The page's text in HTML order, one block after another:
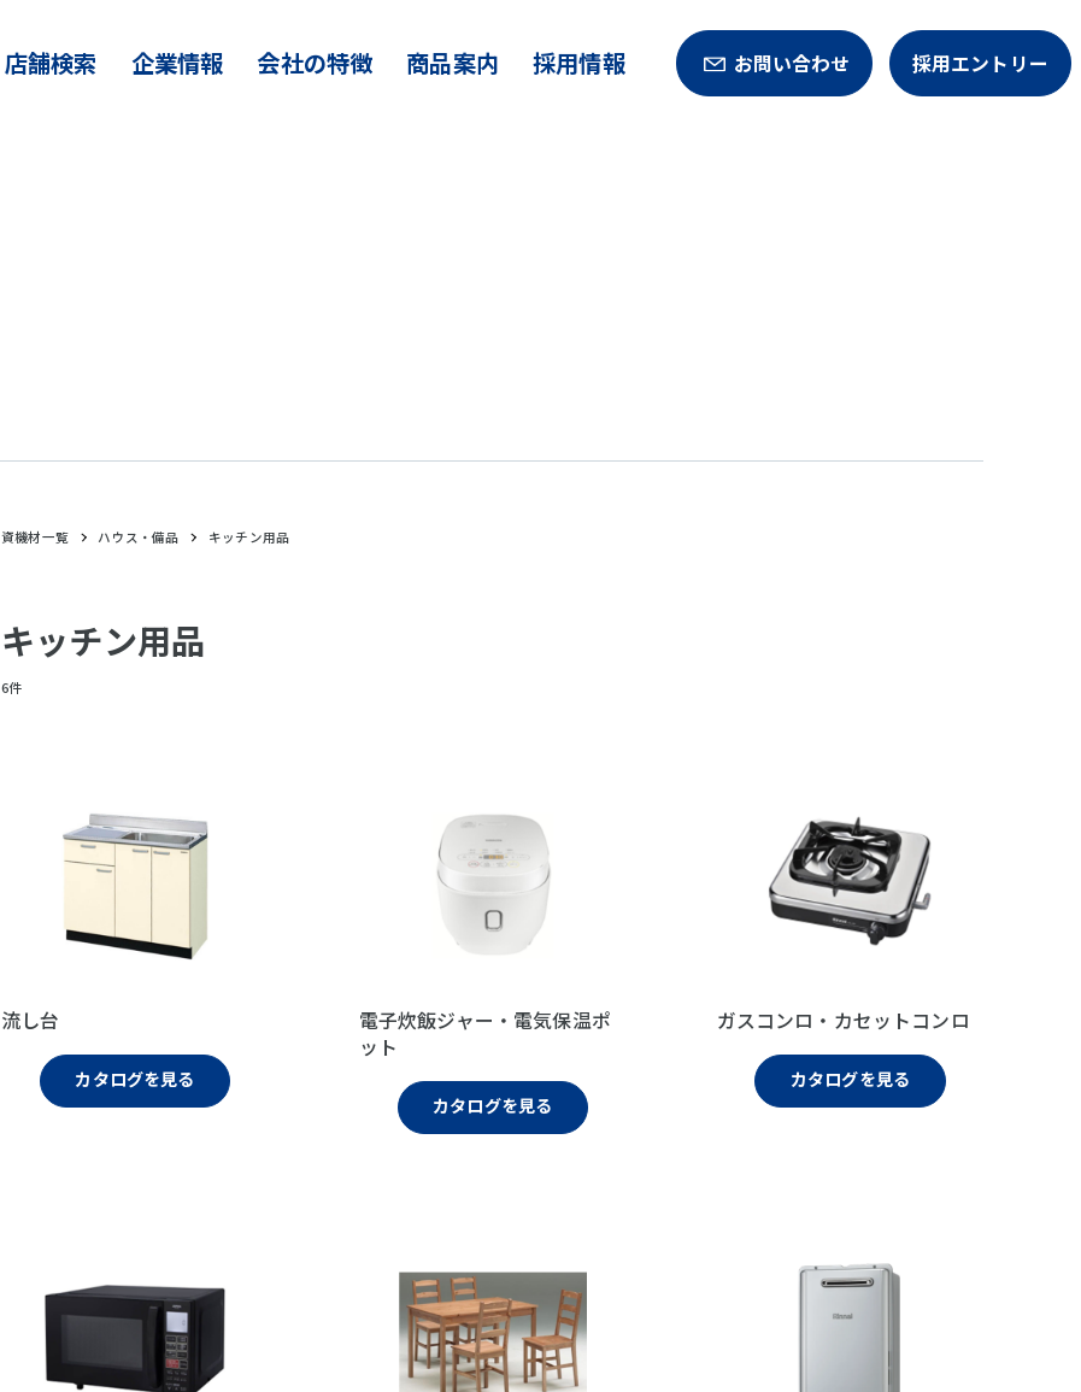
店舗検索 企業情報 会社の特徴 商品案内 採用情報 お問い合わせ 採用エントリー
資機材一覧 ハウス・備品 キッチン用品
キッチン用品
6件
流し台
カタログを見る
電子炊飯ジャー・電気保温ポ
ット
カタログを見る
ガスコンロ・カセットコンロ
カタログを見る